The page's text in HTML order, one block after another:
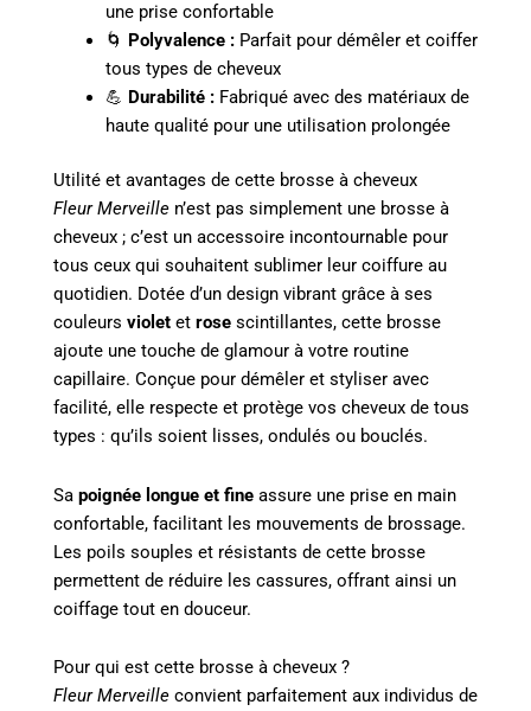
une prise confortable
🌀 Polyvalence :Parfait pour démêler et coiffer
tous types de cheveux
💪 Durabilité :Fabriqué avec des matériaux de
haute qualité pour une utilisation prolongée
Utilité et avantages de cette brosse à cheveux
Fleur Merveille n’est pas simplement une brosse à
cheveux ; c’est un accessoire incontournable pour
tous ceux qui souhaitent sublimer leur coiffure au
quotidien. Dotée d’un design vibrant grâce à ses
couleurs violet et rose scintillantes, cette brosse
ajoute une touche de glamour à votre routine
capillaire. Conçue pour démêler et styliser avec
facilité, elle respecte et protège vos cheveux de tous
types : qu’ils soient lisses, ondulés ou bouclés.
Sa poignée longue et fine assure une prise en main
confortable, facilitant les mouvements de brossage.
Les poils souples et résistants de cette brosse
permettent de réduire les cassures, offrant ainsi un
coiffage tout en douceur.
Pour qui est cette brosse à cheveux ?
Fleur Merveille convient parfaitement aux individus de